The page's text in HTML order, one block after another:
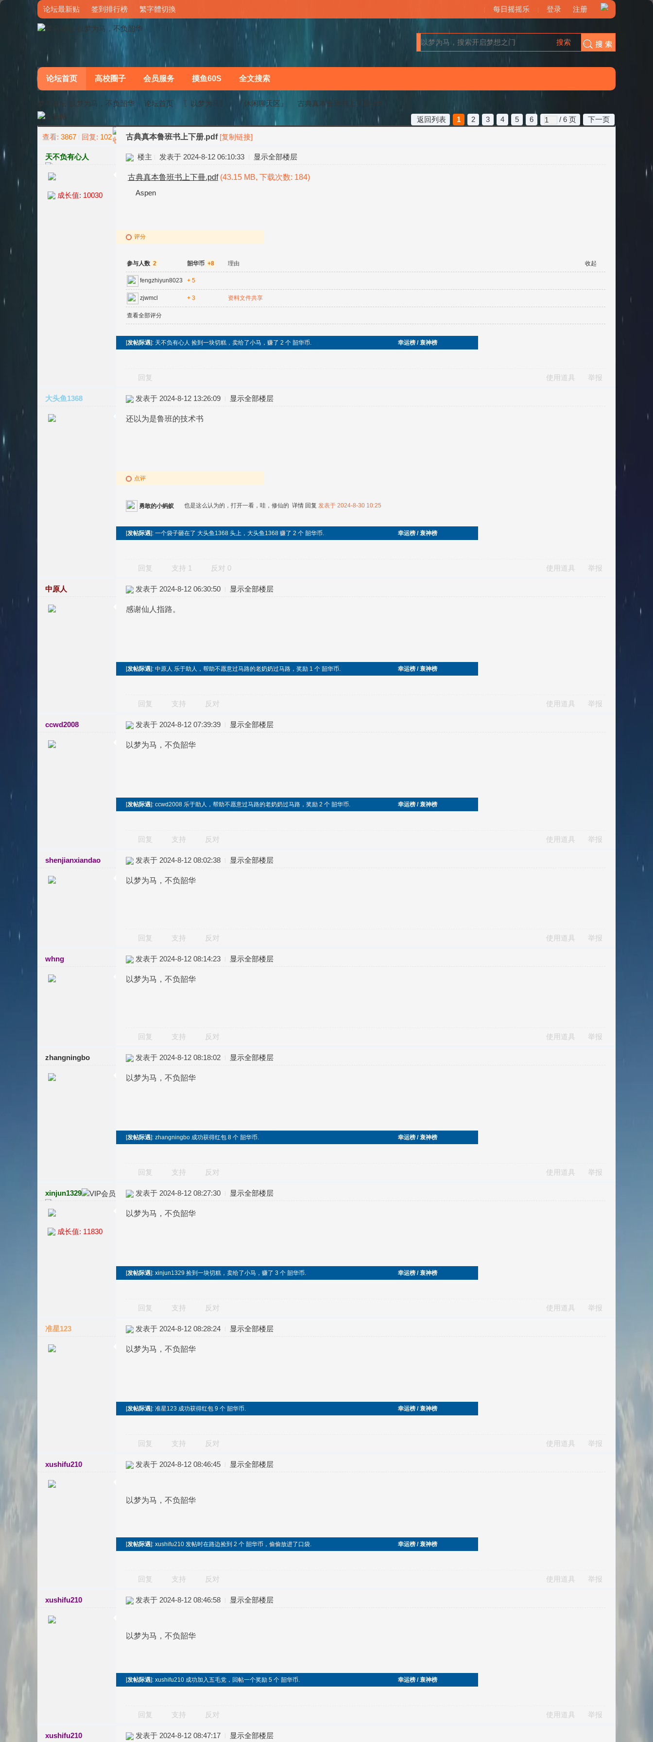
论坛最新贴 签到排行榜 繁字體切換 每日摇摇乐 登录 注册
搜索
论坛首页 高校圈子 会员服务 摸鱼60S 全文搜索
梦马论坛-以梦为马，不负韶华 论坛首页 〖以梦为马〗 『休闲聊天区』
古典真本鲁班书上下册.pdf
1
2 3 4 5 6 / 6 页 下一页
返回列表
查看: 3867 回复: 102 古典真本鲁班书上下册.pdf [复制链接]
天不负有心人
成长值: 10030
楼主 发表于 2024-8-12 06:10:33 显示全部楼层
古典真本鲁班书上下冊.pdf (43.15 MB, 下载次数: 184)
Aspen
评分
参与人数 2 韶华币 +8 收起
理由
fengzhiyun8023 + 5
zjwmcl + 3 资料文件共享
查看全部评分
[发帖际遇]: 天不负有心人 捡到一块切糕，卖给了小马，赚了 2 个 韶华币. 幸运榜 / 衰神榜
回复 使用道具 举报
大头鱼1368 发表于 2024-8-12 13:26:09 显示全部楼层
还以为是鲁班的技术书
点评
勇敢的小蚂蚁 也是这么认为的，打开一看，哇，修仙的 详情 回复 发表于 2024-8-30 10:25
[发帖际遇]: 一个袋子砸在了 大头鱼1368 头上，大头鱼1368 赚了 2 个 韶华币. 幸运榜 / 衰神榜
回复 支持 1 反对 0 使用道具 举报
中原人 发表于 2024-8-12 06:30:50 显示全部楼层
感谢仙人指路。
[发帖际遇]: 中原人 乐于助人，帮助不愿意过马路的老奶奶过马路，奖励 1 个 韶华币. 幸运榜 / 衰神榜
回复 支持 反对 使用道具 举报
ccwd2008 发表于 2024-8-12 07:39:39 显示全部楼层
以梦为马，不负韶华
[发帖际遇]: ccwd2008 乐于助人，帮助不愿意过马路的老奶奶过马路，奖励 2 个 韶华币. 幸运榜 / 衰神榜
回复 支持 反对 使用道具 举报
shenjianxiandao 发表于 2024-8-12 08:02:38 显示全部楼层
以梦为马，不负韶华
回复 支持 反对 使用道具 举报
whng 发表于 2024-8-12 08:14:23 显示全部楼层
以梦为马，不负韶华
回复 支持 反对 使用道具 举报
zhangningbo 发表于 2024-8-12 08:18:02 显示全部楼层
以梦为马，不负韶华
[发帖际遇]: zhangningbo 成功获得红包 8 个 韶华币. 幸运榜 / 衰神榜
回复 支持 反对 使用道具 举报
xinjun1329
成长值: 11830
发表于 2024-8-12 08:27:30 显示全部楼层
以梦为马，不负韶华
[发帖际遇]: xinjun1329 捡到一块切糕，卖给了小马，赚了 3 个 韶华币. 幸运榜 / 衰神榜
回复 支持 反对 使用道具 举报
准星123 发表于 2024-8-12 08:28:24 显示全部楼层
以梦为马，不负韶华
[发帖际遇]: 准星123 成功获得红包 9 个 韶华币. 幸运榜 / 衰神榜
回复 支持 反对 使用道具 举报
xushifu210 发表于 2024-8-12 08:46:45 显示全部楼层
以梦为马，不负韶华
[发帖际遇]: xushifu210 发帖时在路边捡到 2 个 韶华币，偷偷放进了口袋. 幸运榜 / 衰神榜
回复 支持 反对 使用道具 举报
xushifu210 发表于 2024-8-12 08:46:58 显示全部楼层
以梦为马，不负韶华
[发帖际遇]: xushifu210 成功加入五毛党，回帖一个奖励 5 个 韶华币. 幸运榜 / 衰神榜
回复 支持 反对 使用道具 举报
xushifu210 发表于 2024-8-12 08:47:17 显示全部楼层